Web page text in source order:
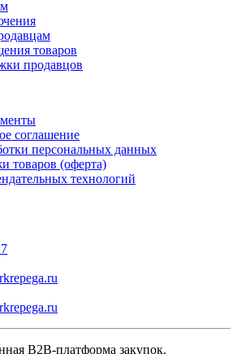
товаров
продавцов
соглашение
персональных данных
товаров (оферта)
технологий
B2B-платформа закупок.